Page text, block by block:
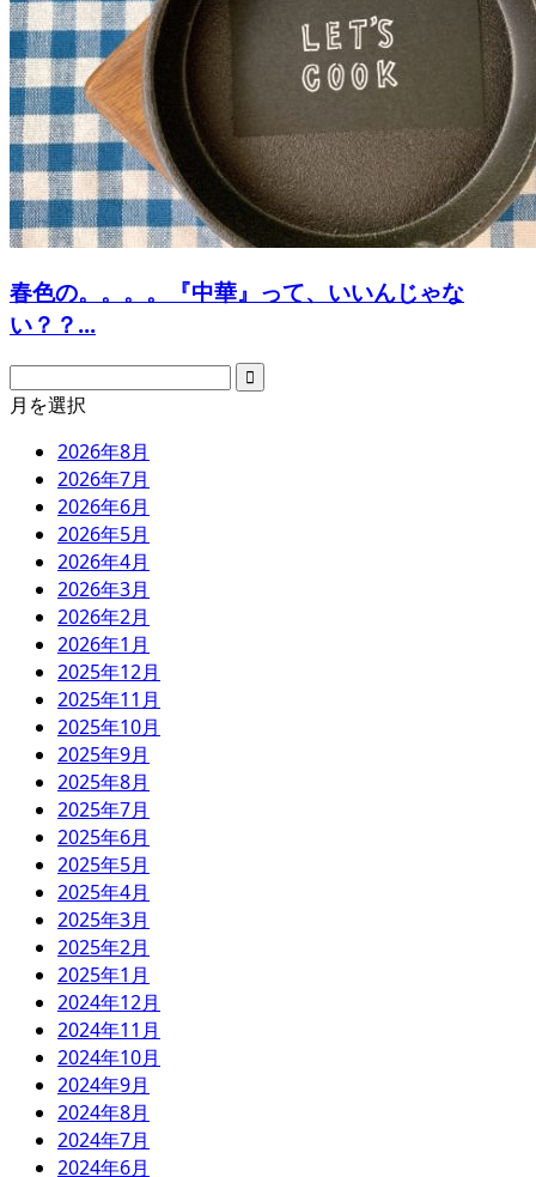
春色の。。。。『中華』って、いいんじゃな
い？？...
月を選択
2026年8月
2026年7月
2026年6月
2026年5月
2026年4月
2026年3月
2026年2月
2026年1月
2025年12月
2025年11月
2025年10月
2025年9月
2025年8月
2025年7月
2025年6月
2025年5月
2025年4月
2025年3月
2025年2月
2025年1月
2024年12月
2024年11月
2024年10月
2024年9月
2024年8月
2024年7月
2024年6月